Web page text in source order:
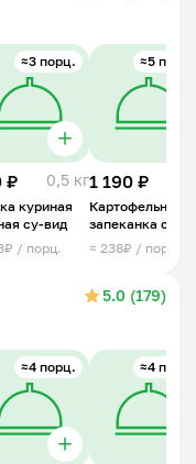
≈3 порц.
₽ 0,5 кг
куриная
су-вид
/ порц.
≈5 порц.
1 190 ₽
Картофельная
запеканка с
мясным
≈ 238₽ / порц.
5.0 (179)
≈4 порц. ≈4 порц.